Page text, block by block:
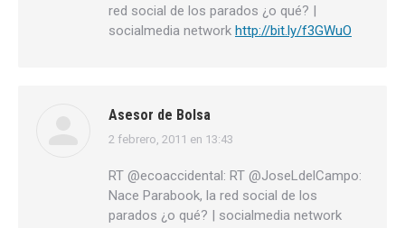
red social de los parados ¿o qué? |
socialmedia network http://bit.ly/f3GWuO
Asesor de Bolsa
dice:
2 febrero, 2011 en 13:43
RT @ecoaccidental: RT @JoseLdelCampo:
Nace Parabook, la red social de los
parados ¿o qué? | socialmedia network